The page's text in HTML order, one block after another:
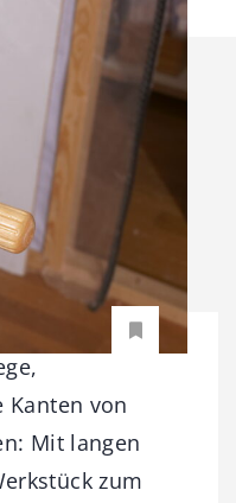
Kanten von
Mit langen
zum